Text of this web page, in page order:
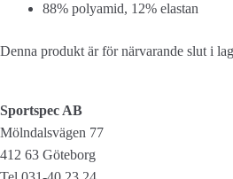
88% polyamid, 12% elastan
Denna produkt är för närvarande slut i
Sportspec AB
Mölndalsvägen 77
412 63 Göteborg